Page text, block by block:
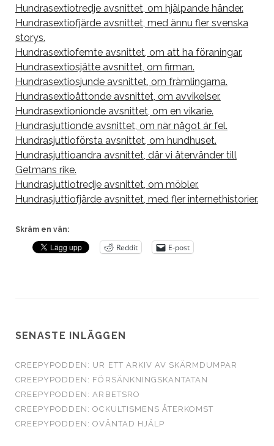
Hundrasextiotredje avsnittet, om hjälpande händer.
Hundrasextiofjärde avsnittet, med ännu fler svenska
storys.
Hundrasextiofemte avsnittet, om att ha föraningar.
Hundrasextiosjätte avsnittet, om firman.
Hundrasextiosjunde avsnittet, om främlingarna.
Hundrasextioåttonde avsnittet, om avvikelser.
Hundrasextionionde avsnittet, om en vikarie.
Hundrasjuttionde avsnittet, om när något är fel.
Hundrasjuttioförsta avsnittet, om hundhuset.
Hundrasjuttioandra avsnittet, där vi återvänder till
Getmans rike.
Hundrasjuttiotredje avsnittet, om möbler.
Hundrasjuttiofjärde avsnittet, med fler internethistorier.
Skräm en vän:
Reddit E-post
SENASTE INLÄGGEN
CREEPYPODDEN: UR ETT ARKIV AV SKÄRMDUMPAR
CREEPYPODDEN: FÖRSÄNKNINGSKANTATAN
CREEPYPODDEN: ARBETSRO
CREEPYPODDEN: OCKULTISMENS ÅTERKOMST
CREEPYPODDEN: OVÄNTAD HJÄLP